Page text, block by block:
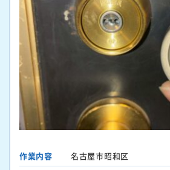
作業内容
名古屋市昭和区